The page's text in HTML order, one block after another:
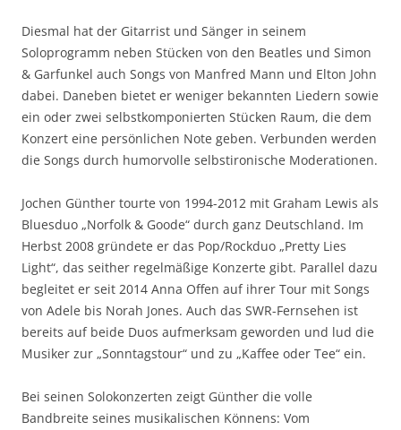
Diesmal hat der Gitarrist und Sänger in seinem
Soloprogramm neben Stücken von den Beatles und Simon
& Garfunkel auch Songs von Manfred Mann und Elton John
dabei. Daneben bietet er weniger bekannten Liedern sowie
ein oder zwei selbstkomponierten Stücken Raum, die dem
Konzert eine persönlichen Note geben. Verbunden werden
die Songs durch humorvolle selbstironische Moderationen.
Jochen Günther tourte von 1994-2012 mit Graham Lewis als
Bluesduo „Norfolk & Goode“ durch ganz Deutschland. Im
Herbst 2008 gründete er das Pop/Rockduo „Pretty Lies
Light“, das seither regelmäßige Konzerte gibt. Parallel dazu
begleitet er seit 2014 Anna Offen auf ihrer Tour mit Songs
von Adele bis Norah Jones. Auch das SWR-Fernsehen ist
bereits auf beide Duos aufmerksam geworden und lud die
Musiker zur „Sonntagstour“ und zu „Kaffee oder Tee“ ein.
Bei seinen Solokonzerten zeigt Günther die volle
Bandbreite seines musikalischen Könnens: Vom